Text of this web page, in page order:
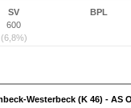
SV
600
(6,8%)
BPL
Westerbeck (K 46) - AS